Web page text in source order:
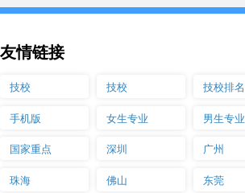
友情链接
技校 技校 技校排名
手机版 女生专业 男生专业
国家重点 深圳 广州
珠海 佛山 东莞